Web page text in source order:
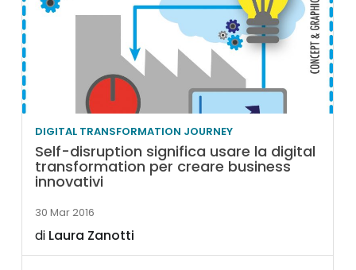
DIGITAL TRANSFORMATION JOURNEY
Self-disruption significa usare la digital
transformation per creare business
innovativi
30 Mar 2016
di Laura Zanotti